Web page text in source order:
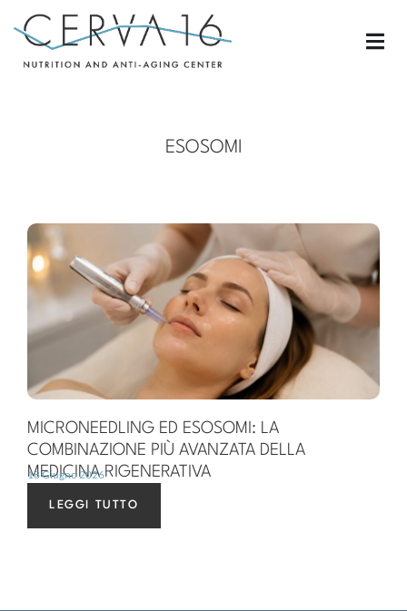
ESOSOMI
MICRONEEDLING ED ESOSOMI: LA
COMBINAZIONE PIÙ AVANZATA DELLA
MEDICINA RIGENERATIVA
18 Giugno 2026
LEGGI TUTTO